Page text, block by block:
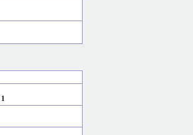
1